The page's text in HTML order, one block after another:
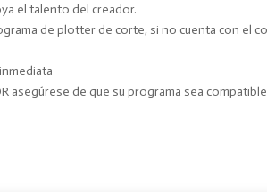
el talento del creador.
de plotter de corte, si no cuenta con el
asegúrese de que su programa sea